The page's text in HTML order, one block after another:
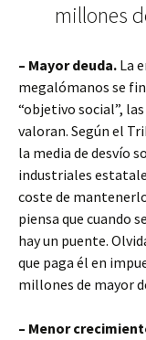
millones
– Mayor deuda. La
megalómanos se
“objetivo social”,
valoran. Según el
la media de desvío
industriales
coste de
piensa que cuando
hay un puente.
que paga él en
millones de mayor
– Menor